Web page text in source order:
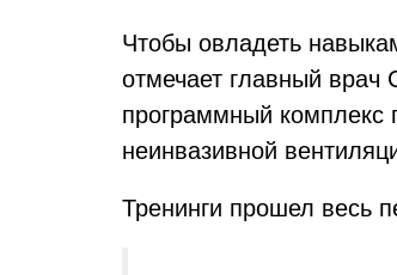
Чтобы овладеть
отмечает главный
программный комплекс
неинвазивной
Тренинги прошел весь